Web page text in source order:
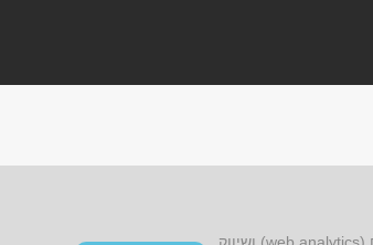
אתר זה עושה שימוש בקובצי cookies, לרבות קובצי cookies של צד שלישי, עבור שיפור הפונקציונליות, שיפור חוויית הגלישה, ניתוח התנהגות גולשים (web analytics) ושיווק